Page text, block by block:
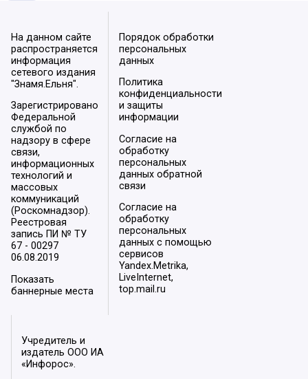
На данном сайте
распространяется
информация
сетевого издания
"Знамя.Ельня".
Зарегистрировано
Федеральной
службой по
надзору в сфере
связи,
информационных
технологий и
массовых
коммуникаций
(Роскомнадзор).
Реестровая
запись ПИ № ТУ
67 - 00297
06.08.2019
Показать
баннерные места
Порядок обработки
персональных
данных
Политика
конфиденциальности
и защиты
информации
Согласие на
обработку
персональных
данных обратной
связи
Согласие на
обработку
персональных
данных с помощью
сервисов
Yandex.Metrika,
LiveInternet,
top.mail.ru
Учредитель и
издатель ООО ИА
«Инфорос».